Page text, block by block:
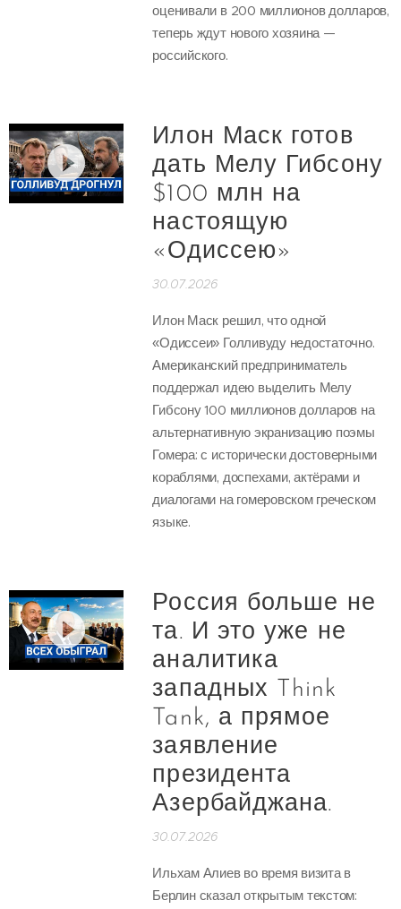
оценивали в 200 миллионов долларов,
теперь ждут нового хозяина —
российского.
Илон Маск готов
дать Мелу Гибсону
$100 млн на
настоящую
«Одиссею»
30.07.2026
Илон Маск решил, что одной
«Одиссеи» Голливуду недостаточно.
Американский предприниматель
поддержал идею выделить Мелу
Гибсону 100 миллионов долларов на
альтернативную экранизацию поэмы
Гомера: с исторически достоверными
кораблями, доспехами, актёрами и
диалогами на гомеровском греческом
языке.
Россия больше не
та. И это уже не
аналитика
западных Think
Tank, а прямое
заявление
президента
Азербайджана.
30.07.2026
Ильхам Алиев во время визита в
Берлин сказал открытым текстом: